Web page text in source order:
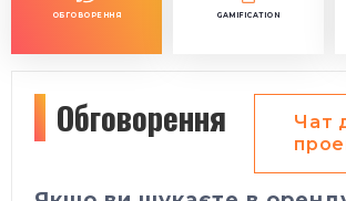
ОБГОВОРЕННЯ GAMIFICATION
Обговорення
Чат